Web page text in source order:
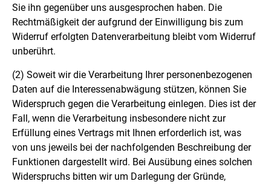
Sie ihn gegenüber uns ausgesprochen haben. Die
Rechtmäßigkeit der aufgrund der Einwilligung bis zum
Widerruf erfolgten Datenverarbeitung bleibt vom Widerruf
unberührt.
(2) Soweit wir die Verarbeitung Ihrer personenbezogenen
Daten auf die Interessenabwägung stützen, können Sie
Widerspruch gegen die Verarbeitung einlegen. Dies ist der
Fall, wenn die Verarbeitung insbesondere nicht zur
Erfüllung eines Vertrags mit Ihnen erforderlich ist, was
von uns jeweils bei der nachfolgenden Beschreibung der
Funktionen dargestellt wird. Bei Ausübung eines solchen
Widerspruchs bitten wir um Darlegung der Gründe,